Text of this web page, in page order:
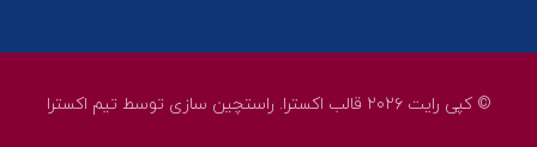
© کپی رایت ۲۰۲۶ قالب اکسترا. راستچین سازی توسط تیم اکسترا